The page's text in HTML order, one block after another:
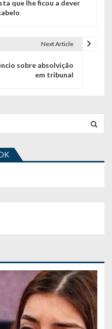
que lhe ficou a dever
Next Article
sobre absolvição
em tribunal